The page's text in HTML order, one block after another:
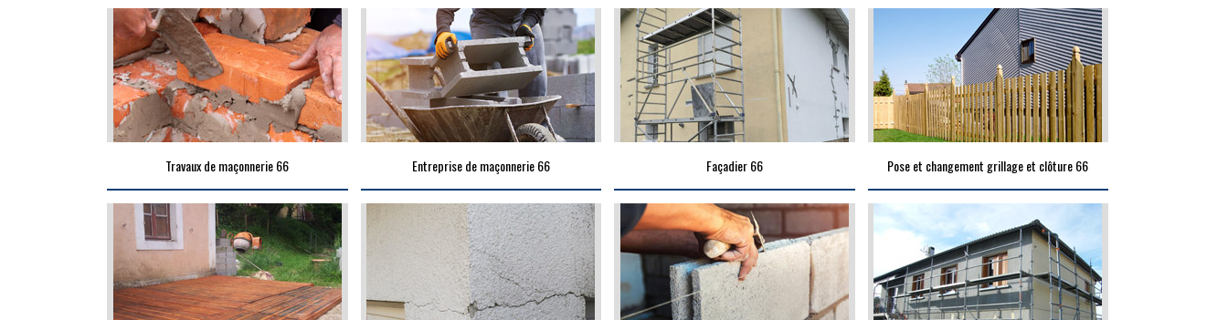
Travaux de maçonnerie 66 Entreprise de maçonnerie 66 Façadier 66 Pose et changement grillage et clôture 66